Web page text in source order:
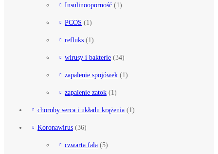
Insulinooporność (1)
PCOS (1)
refluks (1)
wirusy i bakterie (34)
zapalenie spojówek (1)
zapalenie zatok (1)
choroby serca i układu krążenia (1)
Koronawirus (36)
czwarta fala (5)